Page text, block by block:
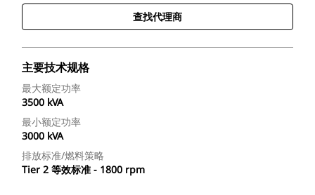
查找代理商
主要技术规格
最大额定功率
3500 kVA
最小额定功率
3000 kVA
排放标准/燃料策略
Tier 2 等效标准 - 1800 rpm